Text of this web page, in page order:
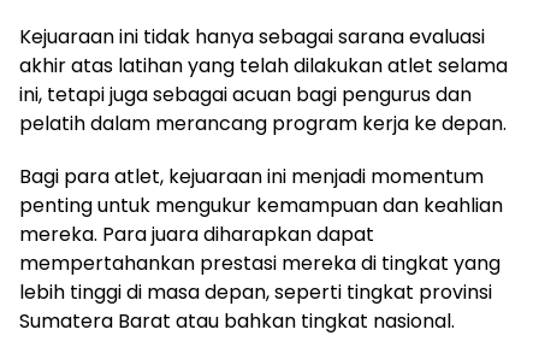
Kejuaraan ini tidak hanya sebagai sarana evaluasi
akhir atas latihan yang telah dilakukan atlet selama
ini, tetapi juga sebagai acuan bagi pengurus dan
pelatih dalam merancang program kerja ke depan.
Bagi para atlet, kejuaraan ini menjadi momentum
penting untuk mengukur kemampuan dan keahlian
mereka. Para juara diharapkan dapat
mempertahankan prestasi mereka di tingkat yang
lebih tinggi di masa depan, seperti tingkat provinsi
Sumatera Barat atau bahkan tingkat nasional.